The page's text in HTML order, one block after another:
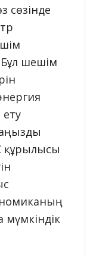
сөзінде
шешім
ету
құрылысы
мүмкіндік